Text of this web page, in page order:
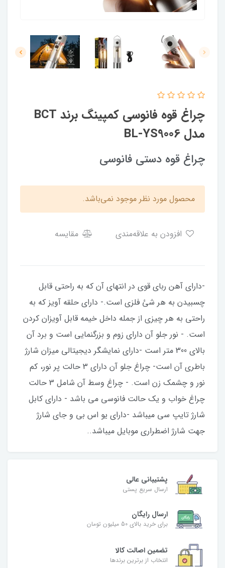
چراغ قوه فانوسی کمپینگ برند BCT
مدل BL-YS9006
چراغ قوه دستی فانوسی
محصول مورد نظر موجود نمی‌باشد.
مقایسه
-دارای آهن ربای قوی در انتهای آن که به راحتی قابل
چسبیدن به هر شئ فلزی است.- دارای حلقه آویز که به
راحتی به هر چیزی از جمله داخل خیمه قابل آویزان کردن
است. - نور جلو آن دارای زوم و بزرگنمایی است و برد آن
بالای 300 متر است -دارای نمایشگر دیجیتالی میزان شارژ
باطری آن است- چراغ جلو آن دارای 3 حالت پر نور، کم
نور و چشمک زن است. - چراغ وسط آن شامل 3 حالت
چراغ خواب و یک حالت فانوسی می باشد - دارای کابل
شارژ تایپ سی میباشد -دارای یو اس بی و جای شارژ
جهت شارژ اضطراری موبایل میباشد..
پشتیبانی عالی
ارسال سریع پستی
ارسال رایگان
برای خرید بالای 50 میلیون تومان
تضمین اصالت کالا
انتخاب از برترین برندها